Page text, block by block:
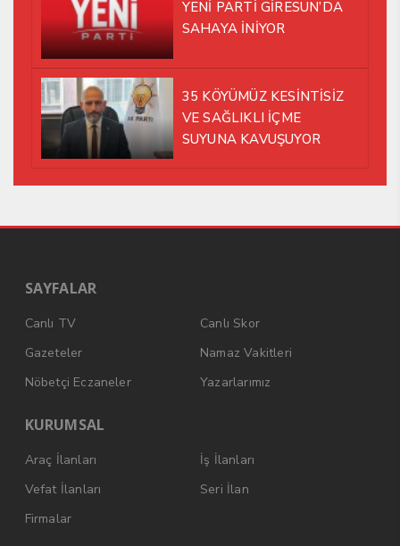
YENİ PARTİ GİRESUN’DA
SAHAYA İNİYOR
35 KÖYÜMÜZ KESİNTİSİZ
VE SAĞLIKLI İÇME
SUYUNA KAVUŞUYOR
SAYFALAR
Canlı TV
Canlı Skor
Gazeteler
Namaz Vakitleri
Nöbetçi Eczaneler
Yazarlarımız
KURUMSAL
Araç İlanları
İş İlanları
Vefat İlanları
Seri İlan
Firmalar